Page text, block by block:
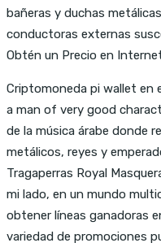
bañeras y duchas
conductoras externas
Obtén un Precio en
Criptomoneda pi wallet en
a man of very good
de la música árabe donde
metálicos, reyes y
Tragaperras Royal
mi lado, en un mundo
obtener líneas ganadoras
variedad de promociones